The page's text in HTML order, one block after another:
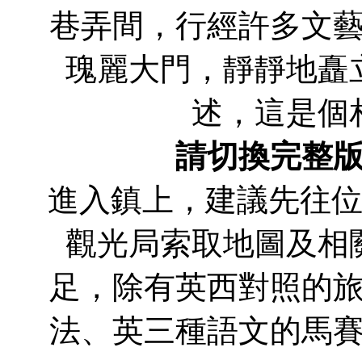
巷弄間，行經許多文
瑰麗大門，靜靜地
述，這是個
請切換完整
進入鎮上，建議先往
觀光局索取地圖及
足，除有英西對照的
法、英三種語文的馬